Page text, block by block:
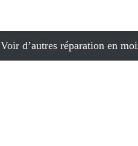
Voir d’autres réparation en